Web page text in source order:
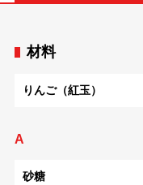
材料
りんご（紅玉）
A
砂糖